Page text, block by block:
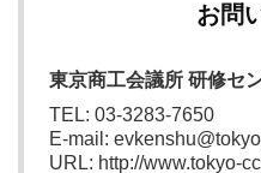
お問
東京商工会議所 研修セ
TEL: 03-3283-7650
E-mail:
URL: http://www.tokyo-